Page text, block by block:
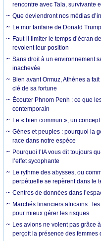
rencontre avec Tala, survivante
Que deviendront nos médias
Le mur tarifaire de Donald
Faut-il limiter le temps d’écran
revoient leur position
Sans droit à un environnement
inachevée
Bien avant Ormuz, Athènes a
clé de sa fortune
Écouter Phnom Penh : ce que
contemporain
Le « bien commun », un
Gènes et peuples : pourquoi la
race dans notre espèce
Pourquoi l’IA vous dit toujours
l’effet sycophante
Le rythme des abysses, ou
perpétuelle se repèrent dans le
Centres de données dans
Marchés financiers africains :
pour mieux gérer les risques
Les avions ne volent pas grâce
perçoit la présence des femmes